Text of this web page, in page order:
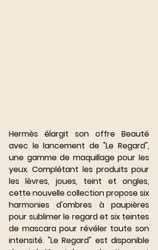
Hermès élargit son offre Beauté
avec le lancement de "Le Regard",
une gamme de maquillage pour les
yeux. Complétant les produits pour
les lèvres, joues, teint et ongles,
cette nouvelle collection propose six
harmonies d'ombres à paupières
pour sublimer le regard et six teintes
de mascara pour révéler toute son
intensité. "Le Regard" est disponible